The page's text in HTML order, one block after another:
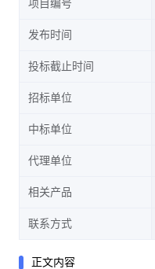
项目编号
发布时间
投标截止时间
招标单位
中标单位
代理单位
相关产品
联系方式
正文内容